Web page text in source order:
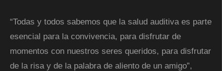
“Todas y todos sabemos que la salud auditiva es parte
esencial para la convivencia, para disfrutar de
momentos con nuestros seres queridos, para disfrutar
de la risa y de la palabra de aliento de un amigo”,